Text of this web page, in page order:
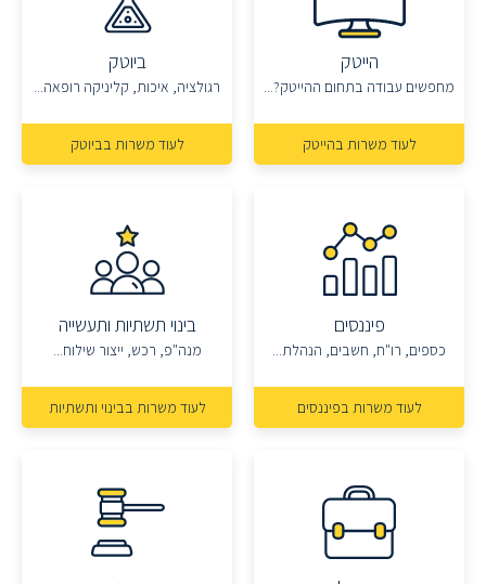
הייטק
מחפשים עבודה בתחום ההייטק?...
לעוד משרות בהייטק
ביוטק
רגולציה, איכות, קליניקה רופאה...
לעוד משרות בביוטק
פיננסים
כספים, רו"ח, חשבים, הנהלת...
לעוד משרות בפיננסים
בינוי תשתיות ותעשייה
מנה"פ, רכש, ייצור שילוח...
לעוד משרות בבינוי ותשתיות